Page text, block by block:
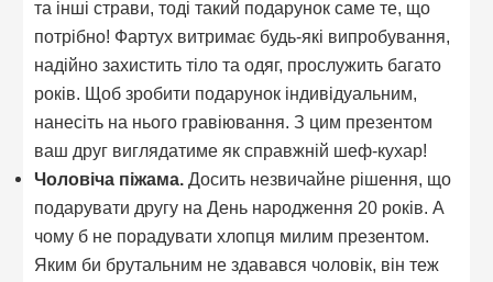
та інші страви, тоді такий подарунок саме те, що
потрібно! Фартух витримає будь-які випробування,
надійно захистить тіло та одяг, прослужить багато
років. Щоб зробити подарунок індивідуальним,
нанесіть на нього гравіювання. З цим презентом
ваш друг виглядатиме як справжній шеф-кухар!
Чоловіча піжама. Досить незвичайне рішення, що
подарувати другу на День народження 20 років. А
чому б не порадувати хлопця милим презентом.
Яким би брутальним не здавався чоловік, він теж